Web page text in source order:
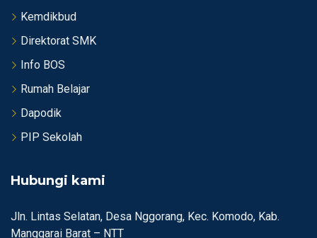
Kemdikbud
Direktorat SMK
Info BOS
Rumah Belajar
Dapodik
PIP Sekolah
Hubungi kami
Jln. Lintas Selatan, Desa Nggorang, Kec. Komodo, Kab.
Manggarai Barat – NTT